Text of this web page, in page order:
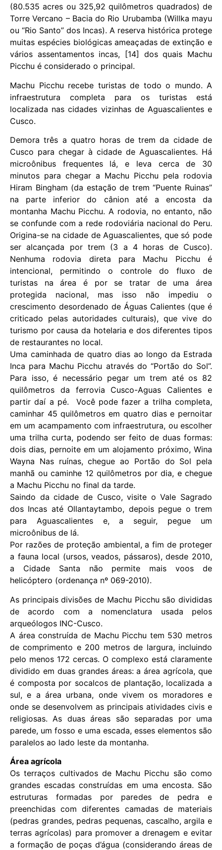
(80.535 acres ou 325,92 quilômetros quadrados) de
Torre Vercano – Bacia do Rio Urubamba (Willka mayu
ou “Rio Santo” dos Incas). A reserva histórica protege
muitas espécies biológicas ameaçadas de extinção e
vários assentamentos incas, [14] dos quais Machu
Picchu é considerado o principal.
Machu Picchu recebe turistas de todo o mundo. A
infraestrutura completa para os turistas está
localizada nas cidades vizinhas de Aguascalientes e
Cusco.
Demora três a quatro horas de trem da cidade de
Cusco para chegar à cidade de Aguascalientes. Há
microônibus frequentes lá, e leva cerca de 30
minutos para chegar a Machu Picchu pela rodovia
Hiram Bingham (da estação de trem “Puente Ruinas”
na parte inferior do cânion até a encosta da
montanha Machu Picchu. A rodovia, no entanto, não
se confunde com a rede rodoviária nacional do Peru.
Origina-se na cidade de Aguascalientes, que só pode
ser alcançada por trem (3 a 4 horas de Cusco).
Nenhuma rodovia direta para Machu Picchu é
intencional, permitindo o controle do fluxo de
turistas na área é por se tratar de uma área
protegida nacional, mas isso não impediu o
crescimento desordenado de Águas Calientes (que é
criticado pelas autoridades culturais), que vive do
turismo por causa da hotelaria e dos diferentes tipos
de restaurantes no local.
Uma caminhada de quatro dias ao longo da Estrada
Inca para Machu Picchu através do “Portão do Sol”.
Para isso, é necessário pegar um trem até os 82
quilômetros da ferrovia Cusco-Aguas Calientes e
partir daí a pé. Você pode fazer a trilha completa,
caminhar 45 quilômetros em quatro dias e pernoitar
em um acampamento com infraestrutura, ou escolher
uma trilha curta, podendo ser feito de duas formas:
dois dias, pernoite em um alojamento próximo, Wina
Wayna Nas ruínas, chegue ao Portão do Sol pela
manhã ou caminhe 12 quilômetros por dia, e chegue
a Machu Picchu no final da tarde.
Saindo da cidade de Cusco, visite o Vale Sagrado
dos Incas até Ollantaytambo, depois pegue o trem
para Aguascalientes e, a seguir, pegue um
microônibus de lá.
Por razões de proteção ambiental, a fim de proteger
a fauna local (ursos, veados, pássaros), desde 2010,
a Cidade Santa não permite mais voos de
helicóptero (ordenança nº 069-2010).
As principais divisões de Machu Picchu são divididas
de acordo com a nomenclatura usada pelos
arqueólogos INC-Cusco.
A área construída de Machu Picchu tem 530 metros
de comprimento e 200 metros de largura, incluindo
pelo menos 172 cercas. O complexo está claramente
dividido em duas grandes áreas: a área agrícola, que
é composta por socalcos de plantação, localizada a
sul, e a área urbana, onde vivem os moradores e
onde se desenvolvem as principais atividades civis e
religiosas. As duas áreas são separadas por uma
parede, um fosso e uma escada, esses elementos são
paralelos ao lado leste da montanha.
Área agrícola
Os terraços cultivados de Machu Picchu são como
grandes escadas construídas em uma encosta. São
estruturas formadas por paredes de pedra e
preenchidas com diferentes camadas de materiais
(pedras grandes, pedras pequenas, cascalho, argila e
terras agrícolas) para promover a drenagem e evitar
a formação de poças d’água (considerando áreas de